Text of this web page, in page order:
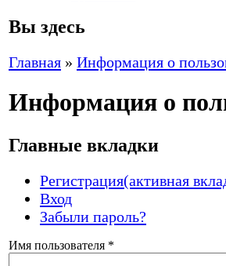
Вы здесь
Главная » Информация о
Информация о
Главные вкладки
Регистрация(активная
Вход
Забыли пароль?
Имя пользователя *